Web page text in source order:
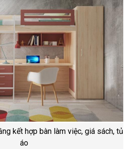
hợp bàn làm việc, giá sách, tủ
áo